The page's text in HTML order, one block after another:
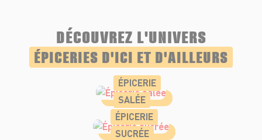
DÉCOUVREZ L'UNIVERS
ÉPICERIES D'ICI ET D'AILLEURS
ÉPICERIE
SALÉE
ÉPICERIE
SUCRÉE